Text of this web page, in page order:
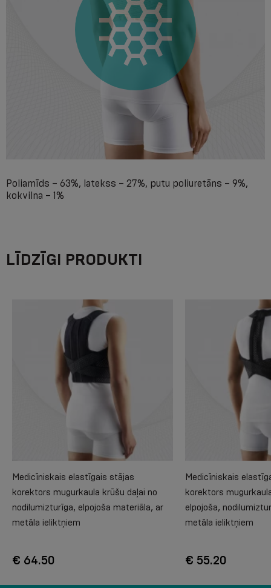
Poliamīds – 63%, latekss – 27%, putu poliuretāns – 9%,
kokvilna – 1%
LĪDZĪGI PRODUKTI
Medicīniskais elastīgais stājas
korektors mugurkaula krūšu daļai no
nodilumizturīga, elpojoša materiāla, ar
metāla ieliktņiem
€ 64.50
Medicīniskais
korektors
elpojoša,
metāla ieliktņiem
€ 55.20